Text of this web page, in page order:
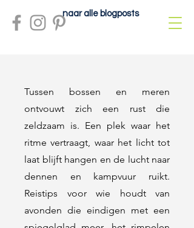
naar alle blogposts
Tussen bossen en meren
ontvouwt zich een rust die
zeldzaam is. Een plek waar het
ritme vertraagt, waar het licht tot
laat blijft hangen en de lucht naar
dennen en kampvuur ruikt.
Reistips voor wie houdt van
avonden die eindigen met een